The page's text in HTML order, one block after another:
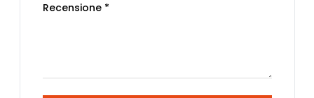
Recensione *